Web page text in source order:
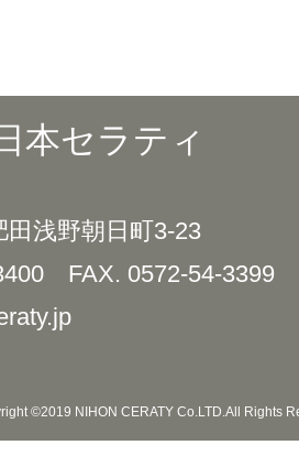
本セラティ
浅野朝日町3-23
FAX. 0572-54-3399
©2019 NIHON CERATY Co.LTD.All Rights